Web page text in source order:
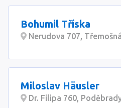
Bohumil Tříska
Nerudova 707,
Miloslav Häusler
Dr. Filipa 760,